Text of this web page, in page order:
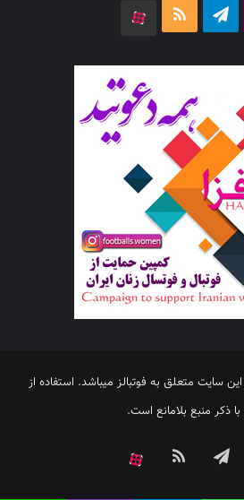
اینستاگرامتلگرام خوراک
سایت متعلق به فوتبالز میباشد. استفاده از
ذکر منبع بلامانع است.
تلگرام خوراک